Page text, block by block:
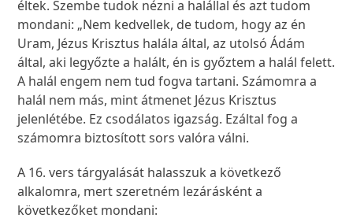
éltek. Szembe tudok nézni a halállal és azt tudom
mondani: „Nem kedvellek, de tudom, hogy az én
Uram, Jézus Krisztus halála által, az utolsó Ádám
által, aki legyőzte a halált, én is győztem a halál felett.
A halál engem nem tud fogva tartani. Számomra a
halál nem más, mint átmenet Jézus Krisztus
jelenlétébe. Ez csodálatos igazság. Ezáltal fog a
számomra biztosított sors valóra válni.
A 16. vers tárgyalását halasszuk a következő
alkalomra, mert szeretném lezárásként a
következőket mondani: